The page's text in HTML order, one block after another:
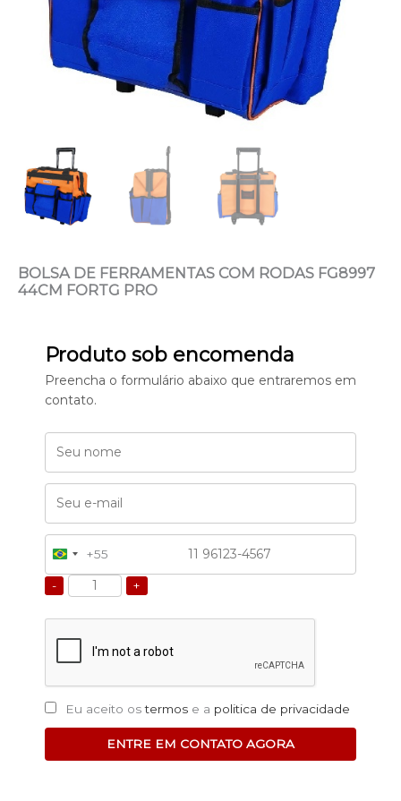
BOLSA DE FERRAMENTAS COM RODAS FG8997
44CM FORTG PRO
Produto sob encomenda
Brazil
+55
+55
- +
Eu aceito ostermos e a politica de privacidade